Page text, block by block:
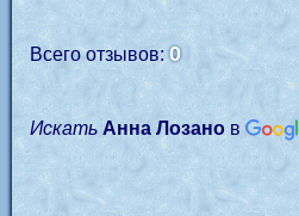
Всего отзывов:0
Искать Анна Лозано в